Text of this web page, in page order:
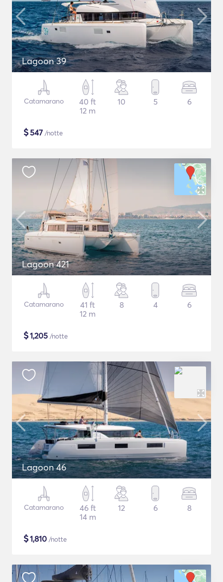
Lagoon 39
Catamarano
40 ft
12 m
10 5 6
$547 /notte
Lagoon 421
Catamarano
41 ft
12 m
8 4 6
$1,205 /notte
Lagoon 46
Catamarano
46 ft
14 m
12 6 8
$1,810 /notte